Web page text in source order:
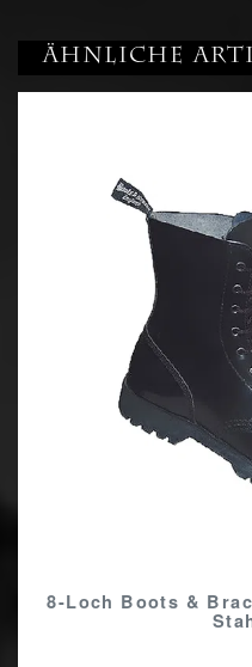
Ähnliche
8-Loch Boots &